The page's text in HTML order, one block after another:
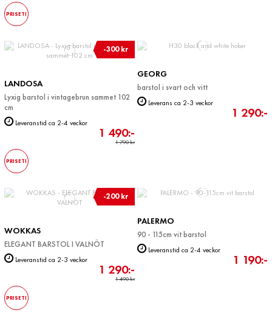
PRISETI
-300 kr
LANDOSA
Lyxig barstol i vintagebrun sammet 102
cm
Leveranstid ca 2-4 veckor
1 490:-
1 790 kr
PRISETI
GEORG
barstol i svart och vitt
Leverans ca 2-3 veckor
1 290:-
-200 kr
WOKKAS
ELEGANT BARSTOL I VALNÖT
Leveranstid ca 2-3 veckor
1 290:-
1 490 kr
PRISETI
PALERMO
90 - 115cm vit barstol
Leveranstid ca 2-4 veckor
1 190:-